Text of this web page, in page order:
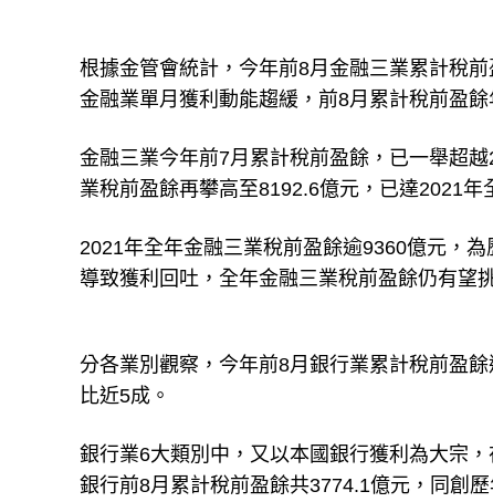
根據金管會統計，今年前8月金融三業累計稅
金融業單月獲利動能趨緩，前8月累計稅前盈
金融三業今年前7月累計稅前盈餘，已一舉超
業稅前盈餘再攀高至8192.6億元，已達2021年
2021年全年金融三業稅前盈餘逾9360億元，
導致獲利回吐，全年金融三業稅前盈餘仍有望
分各業別觀察，今年前8月銀行業累計稅前盈
比近5成。
銀行業6大類別中，又以本國銀行獲利為大宗
銀行前8月累計稅前盈餘共3774.1億元，同創